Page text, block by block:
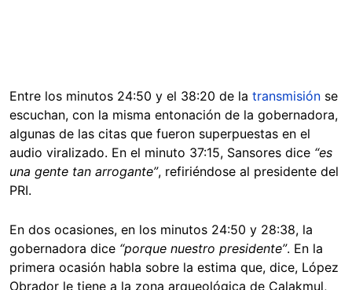
Entre los minutos 24:50 y el 38:20 de la transmisión se
escuchan, con la misma entonación de la gobernadora,
algunas de las citas que fueron superpuestas en el
audio viralizado. En el minuto 37:15, Sansores dice “es
una gente tan arrogante”, refiriéndose al presidente del
PRI.
En dos ocasiones, en los minutos 24:50 y 28:38, la
gobernadora dice “porque nuestro presidente”. En la
primera ocasión habla sobre la estima que, dice, López
Obrador le tiene a la zona arqueológica de Calakmul,